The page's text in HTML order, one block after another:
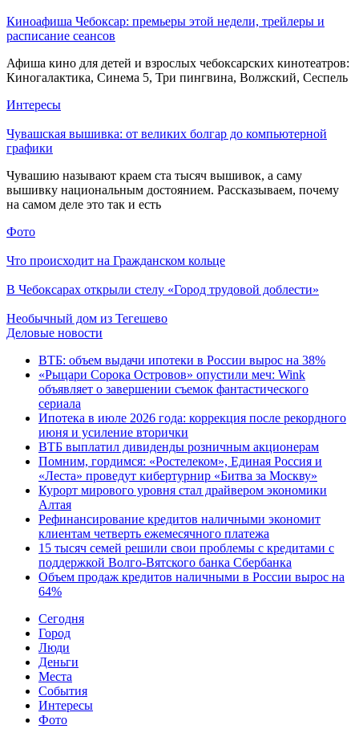
Киноафиша Чебоксар: премьеры этой недели, трейлеры и
расписание сеансов
Афиша кино для детей и взрослых чебоксарских кинотеатров:
Киногалактика, Синема 5, Три пингвина, Волжский, Сеспель
Интересы
Чувашская вышивка: от великих болгар до компьютерной
графики
Чувашию называют краем ста тысяч вышивок, а саму
вышивку национальным достоянием. Рассказываем, почему
на самом деле это так и есть
Фото
Что происходит на Гражданском кольце
В Чебоксарах открыли стелу «Город трудовой доблести»
Необычный дом из Тегешево
Деловые новости
ВТБ: объем выдачи ипотеки в России вырос на 38%
«Рыцари Сорока Островов» опустили меч: Wink
объявляет о завершении съемок фантастического
сериала
Ипотека в июле 2026 года: коррекция после рекордного
июня и усиление вторички
ВТБ выплатил дивиденды розничным акционерам
Помним, гордимся: «Ростелеком», Единая Россия и
«Леста» проведут кибертурнир «Битва за Москву»
Курорт мирового уровня стал драйвером экономики
Алтая
Рефинансирование кредитов наличными экономит
клиентам четверть ежемесячного платежа
15 тысяч семей решили свои проблемы с кредитами с
поддержкой Волго-Вятского банка Сбербанка
Объем продаж кредитов наличными в России вырос на
64%
Cегодня
Город
Люди
Деньги
Места
События
Интересы
Фото